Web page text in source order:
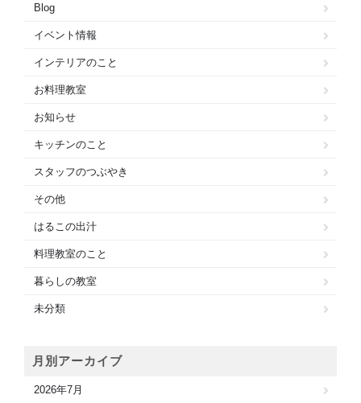
Blog
イベント情報
インテリアのこと
お料理教室
お知らせ
キッチンのこと
スタッフのつぶやき
その他
はるこの出汁
料理教室のこと
暮らしの教室
未分類
月別アーカイブ
2026年7月